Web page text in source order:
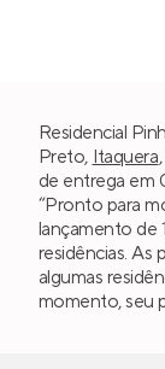
Residencial
Preto, Itaquera,
de entrega em
“Pronto para
lançamento de
residências. As
algumas
momento, seu